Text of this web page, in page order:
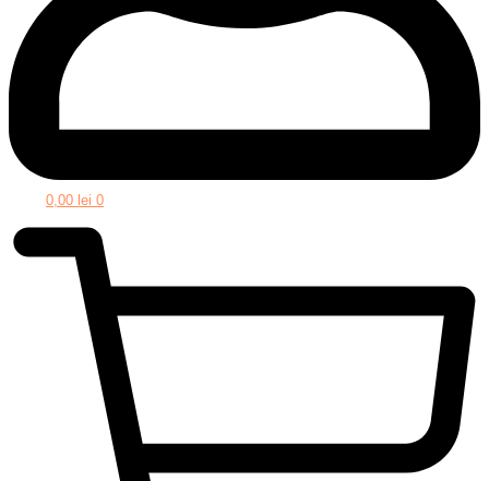
0,00 lei 0